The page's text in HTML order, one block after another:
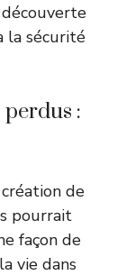
découverte
la sécurité
:
de
pourrait
façon de
vie dans